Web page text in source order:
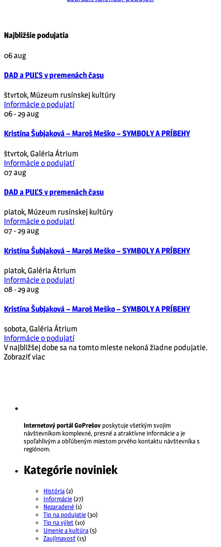
Najbližšie podujatia
06aug
DAD a PUĽS v premenách času
štvrtok, Múzeum rusínskej kultúry
Informácie o podujatí
06 - 29aug
Kristína Šubjaková – Maroš Meško – SYMBOLY A PRÍBEHY
štvrtok,Galéria Átrium
Informácie o podujatí
07 aug
DAD a PUĽS v premenách času
piatok, Múzeum rusínskej kultúry
Informácie o podujatí
07 - 29aug
Kristína Šubjaková – Maroš Meško – SYMBOLY A PRÍBEHY
piatok,Galéria Átrium
Informácie o podujatí
08 - 29aug
Kristína Šubjaková – Maroš Meško – SYMBOLY A PRÍBEHY
sobota,Galéria Átrium
Informácie o podujatí
V najbližšej dobe sa na tomto mieste nekoná žiadne podujatie.
Zobraziť viac
Internetový portál GoPrešov poskytuje všetkým svojim
návštevníkom komplexné, presné a atraktívne informácie a je
spoľahlivým a obľúbeným miestom prvého kontaktu návštevníka s
regiónom.
Kategórie noviniek
História(2)
Informácie(27)
Nezaradené(1)
Tip na podujatie(30)
Tip na výlet(10)
Umenie a kultúra(5)
Zaujímavosť(15)